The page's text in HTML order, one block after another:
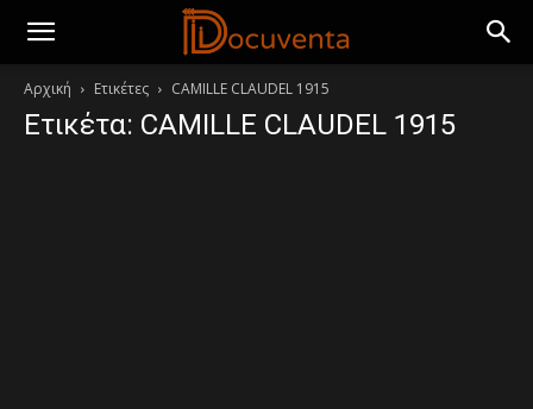
Αρχική Ετικέτες CAMILLE CLAUDEL 1915
Ετικέτα: CAMILLE CLAUDEL 1915